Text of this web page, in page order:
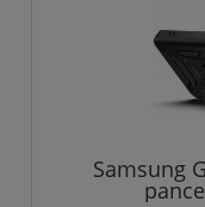
Samsung